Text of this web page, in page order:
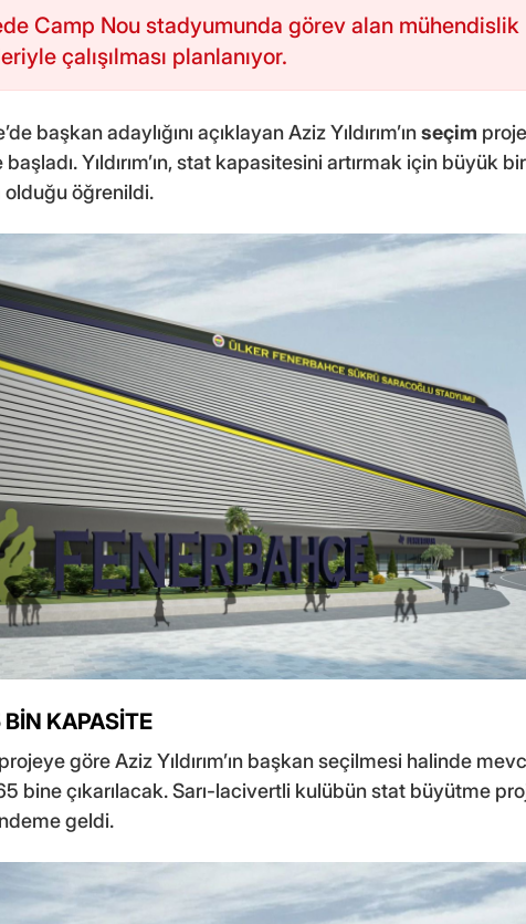
Camp Nou stadyumunda görev alan mühendislik
çalışılması planlanıyor.
başkan adaylığını açıklayan Aziz Yıldırım’ınseçim
Yıldırım’ın, stat kapasitesini artırmak için büyük
olduğu öğrenildi.
BİN KAPASİTE
göre Aziz Yıldırım’ın başkan seçilmesi halinde
bine çıkarılacak. Sarı-lacivertli kulübün stat büyütme
geldi.